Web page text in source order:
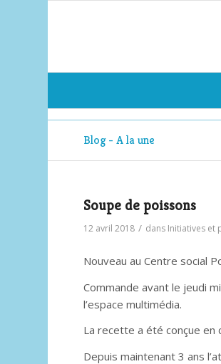
Blog - A la une
Soupe de poissons
12 avril 2018 / dans Initiatives et
Nouveau au Centre social
Commande avant le jeudi
l’espace multimédia.
La recette a été conçue en
Depuis maintenant 3 ans